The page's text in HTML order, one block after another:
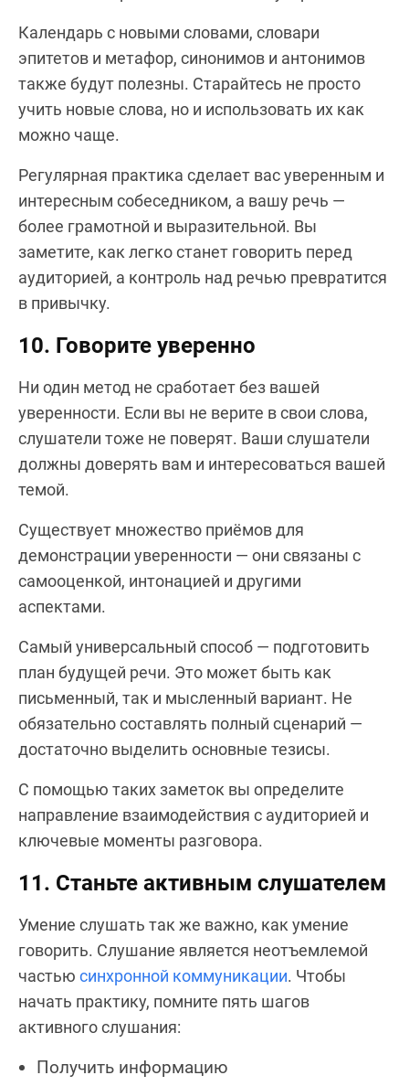
Календарь с новыми словами, словари
эпитетов и метафор, синонимов и антонимов
также будут полезны. Старайтесь не просто
учить новые слова, но и использовать их как
можно чаще.
Регулярная практика сделает вас уверенным и
интересным собеседником, а вашу речь —
более грамотной и выразительной. Вы
заметите, как легко станет говорить перед
аудиторией, а контроль над речью превратится
в привычку.
10. Говорите уверенно
Ни один метод не сработает без вашей
уверенности. Если вы не верите в свои слова,
слушатели тоже не поверят. Ваши слушатели
должны доверять вам и интересоваться вашей
темой.
Существует множество приёмов для
демонстрации уверенности — они связаны с
самооценкой, интонацией и другими
аспектами.
Самый универсальный способ — подготовить
план будущей речи. Это может быть как
письменный, так и мысленный вариант. Не
обязательно составлять полный сценарий —
достаточно выделить основные тезисы.
С помощью таких заметок вы определите
направление взаимодействия с аудиторией и
ключевые моменты разговора.
11. Станьте активным слушателем
Умение слушать так же важно, как умение
говорить. Слушание является неотъемлемой
частью синхронной коммуникации. Чтобы
начать практику, помните пять шагов
активного слушания:
Получить информацию